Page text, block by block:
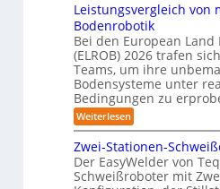
r
D
-
S
t
e
r
e
o
-
K
a
u
t
t
l
e
-
S
y
s
t
e
Leistungsvergleich von
Bodenrobotik
Bei den European Land
(ELROB) 2026 trafen
Teams, um ihre
Bodensysteme unter
Bedingungen zu
Weiterlesen:
L
e
i
s
t
Zwei-Stationen-
Der EasyWelder von
Schweißroboter mit